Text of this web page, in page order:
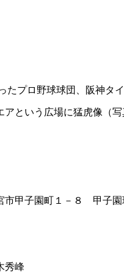
たプロ野球球団、阪神タ
アという広場に猛虎像（
市甲子園町１－８ 甲子園
秀峰